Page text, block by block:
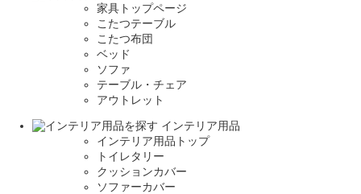
家具トップページ
こたつテーブル
こたつ布団
ベッド
ソファ
テーブル・チェア
アウトレット
インテリア用品
インテリア用品トップ
トイレタリー
クッションカバー
ソファーカバー